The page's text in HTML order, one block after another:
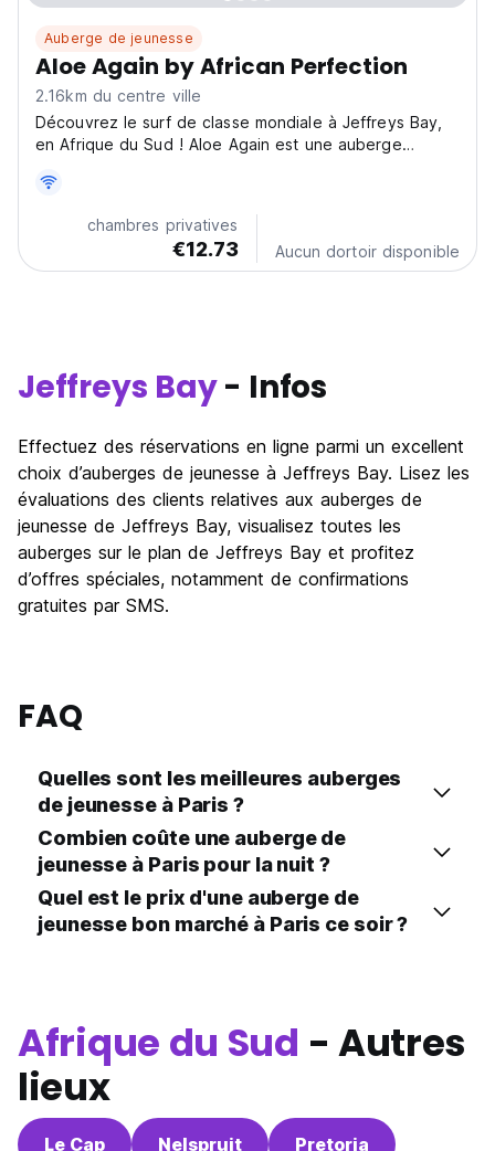
Auberge de jeunesse
Aloe Again by African Perfection
2.16km du centre ville
Découvrez le surf de classe mondiale à Jeffreys Bay,
en Afrique du Sud ! Aloe Again est une auberge
offrant une énergie sociale et une escapade parfaite à
la plage dans la province du Cap-Oriental. (Auto-
translated...chambres privatives
€12.73 Aucun dortoir disponible
Jeffreys Bay- Infos
Effectuez des réservations en ligne parmi un excellent
choix d’auberges de jeunesse à Jeffreys Bay. Lisez les
évaluations des clients relatives aux auberges de
jeunesse de Jeffreys Bay, visualisez toutes les
auberges sur le plan de Jeffreys Bay et profitez
d’offres spéciales, notamment de confirmations
gratuites par SMS.
FAQ
Quelles sont les meilleures auberges
de jeunesse à Paris ?
Combien coûte une auberge de
jeunesse à Paris pour la nuit ?
Quel est le prix d'une auberge de
jeunesse bon marché à Paris ce soir ?
Afrique du Sud - Autres
lieux
Le Cap Nelspruit Pretoria